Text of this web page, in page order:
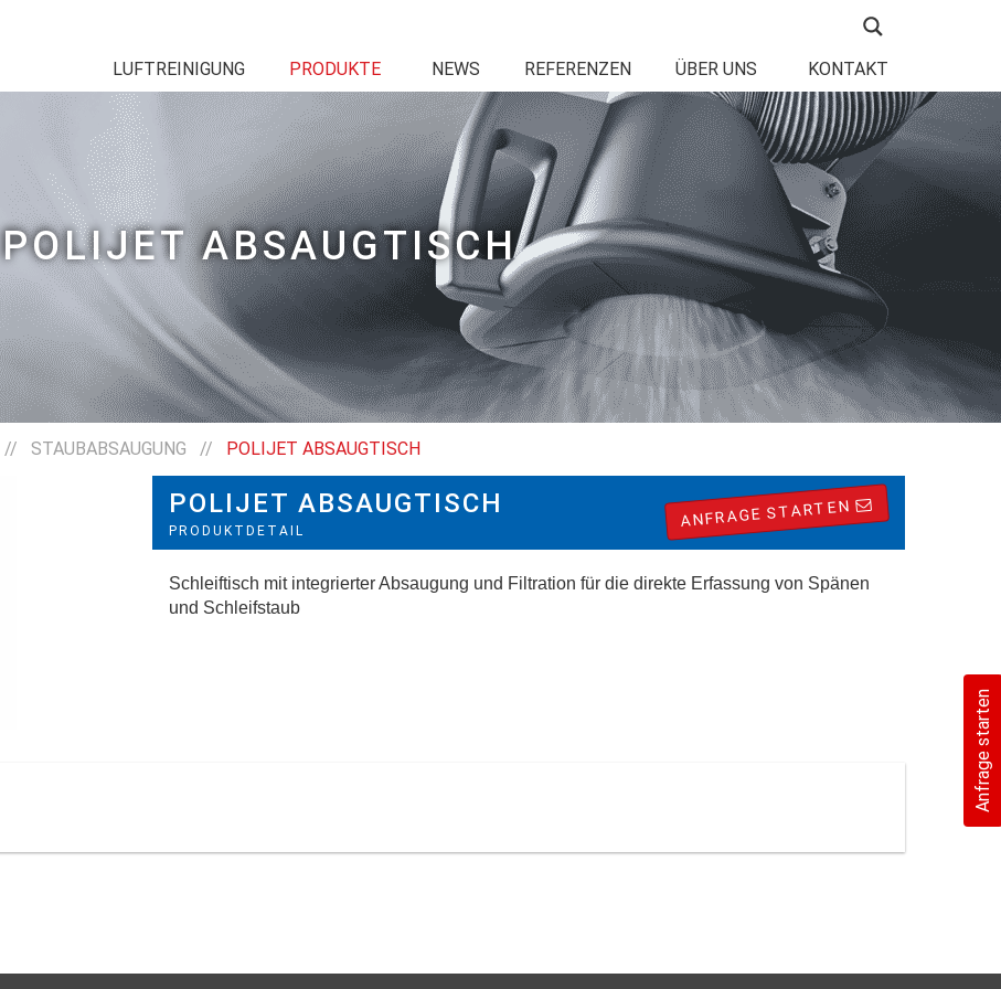
LUFTREINIGUNG PRODUKTE NEWS REFERENZEN ÜBER UNS KONTAKT
Anfrage starten
POLIJET ABSAUGTISCH
// STAUBABSAUGUNG // POLIJET ABSAUGTISCH
POLIJET ABSAUGTISCH
PRODUKTDETAIL
ANFRAGE STARTEN
Schleiftisch mit integrierter Absaugung und Filtration für die direkte Erfassung von Spänen
und Schleifstaub